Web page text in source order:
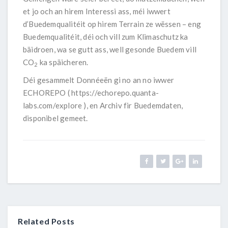
et jo och an hirem Interessi ass, méi iwwert
d’Buedemqualitéit op hirem Terrain ze wëssen – eng
Buedemqualitéit, déi och vill zum Klimaschutz ka
bäidroen, wa se gutt ass, well gesonde Buedem vill
CO2 ka späicheren.
Déi gesammelt Donnéeën gi no an no iwwer
ECHOREPO (https://echorepo.quanta-
labs.com/explore ), en Archiv fir Buedemdaten,
disponibel gemeet.
Related Posts